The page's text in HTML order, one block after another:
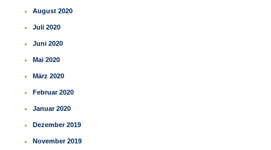
August 2020
Juli 2020
Juni 2020
Mai 2020
März 2020
Februar 2020
Januar 2020
Dezember 2019
November 2019